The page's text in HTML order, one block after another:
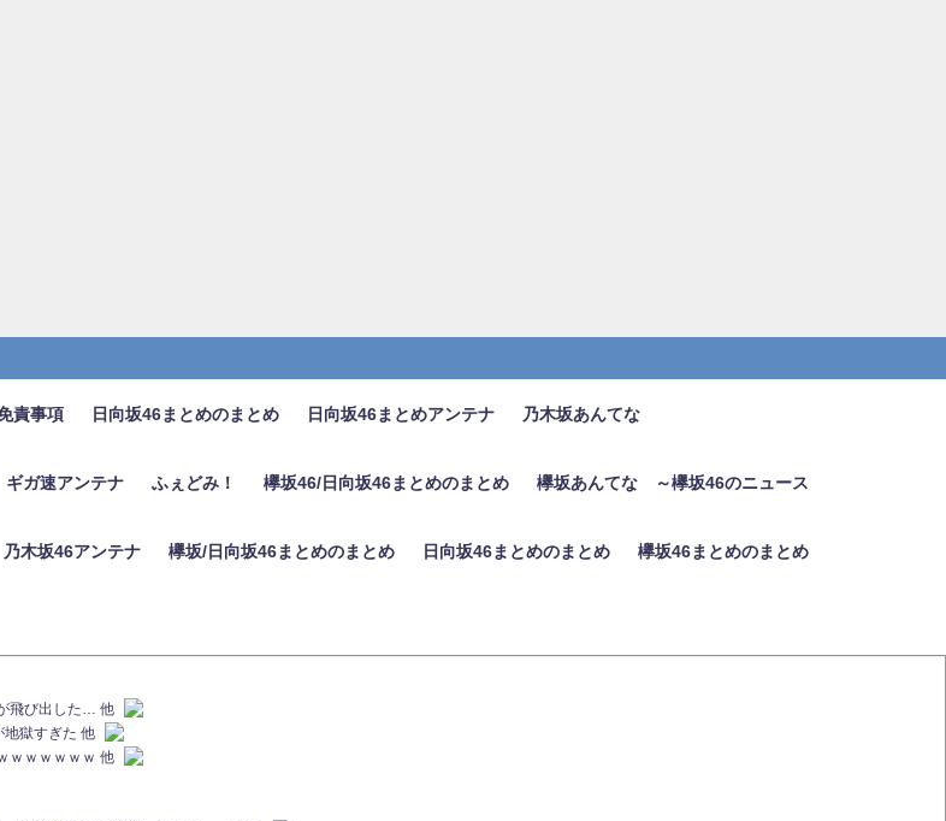
責事項 日向坂46まとめのまとめ 日向坂46まとめアンテナ 乃木坂あんてな
ギガ速アンテナ ふぇどみ！ 欅坂46/日向坂46まとめのまとめ 欅坂あんてな ～欅坂46のニュース
乃木坂46アンテナ 欅坂/日向坂46まとめのまとめ 日向坂46まとめのまとめ 欅坂46まとめのまとめ
飛び出した… 他
獄すぎた 他
ｗｗｗｗｗｗ 他